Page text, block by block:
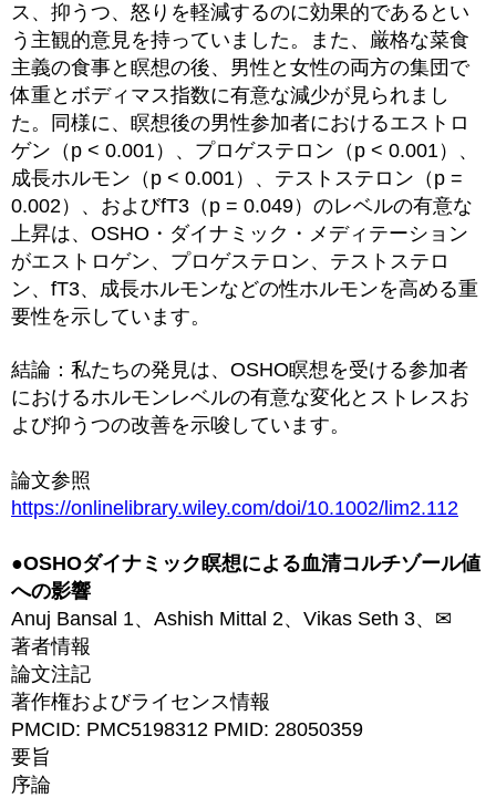
ス、抑うつ、怒りを軽減するのに効果的であるとい
う主観的意見を持っていました。また、厳格な菜食
主義の食事と瞑想の後、男性と女性の両方の集団で
体重とボディマス指数に有意な減少が見られまし
た。同様に、瞑想後の男性参加者におけるエストロ
ゲン（p < 0.001）、プロゲステロン（p < 0.001）、
成長ホルモン（p < 0.001）、テストステロン（p =
0.002）、およびfT3（p = 0.049）のレベルの有意な
上昇は、OSHO・ダイナミック・メディテーション
がエストロゲン、プロゲステロン、テストステロ
ン、fT3、成長ホルモンなどの性ホルモンを高める重
要性を示しています。
結論：私たちの発見は、OSHO瞑想を受ける参加者
におけるホルモンレベルの有意な変化とストレスお
よび抑うつの改善を示唆しています。
論文参照
https://onlinelibrary.wiley.com/doi/10.1002/lim2.112
●OSHOダイナミック瞑想による血清コルチゾール値
への影響
Anuj Bansal 1、Ashish Mittal 2、Vikas Seth 3、✉
著者情報
論文注記
著作権およびライセンス情報
PMCID: PMC5198312 PMID: 28050359
要旨
序論